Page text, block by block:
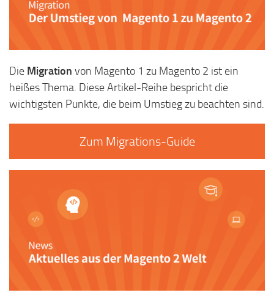
Die Migration von Magento 1 zu Magento 2 ist ein
heißes Thema. Diese Artikel-Reihe bespricht die
wichtigsten Punkte, die beim Umstieg zu beachten sind.
Zum Migrations-Guide